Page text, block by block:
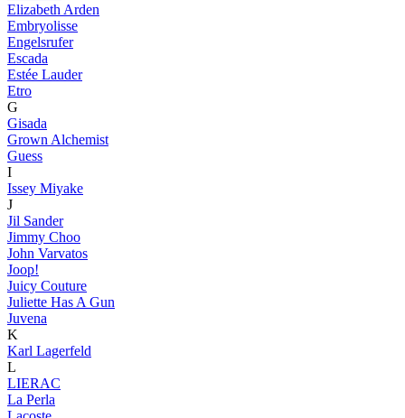
Elizabeth Arden
Embryolisse
Engelsrufer
Escada
Estée Lauder
Etro
G
Gisada
Grown Alchemist
Guess
I
Issey Miyake
J
Jil Sander
Jimmy Choo
John Varvatos
Joop!
Juicy Couture
Juliette Has A Gun
Juvena
K
Karl Lagerfeld
L
LIERAC
La Perla